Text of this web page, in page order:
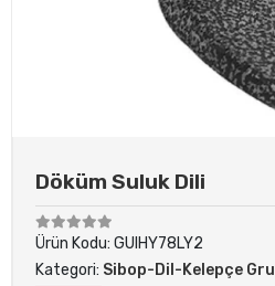
Döküm Suluk Dili
Ürün Kodu: GUIHY78LY2
Kategori: Sibop-Dil-Kelepçe